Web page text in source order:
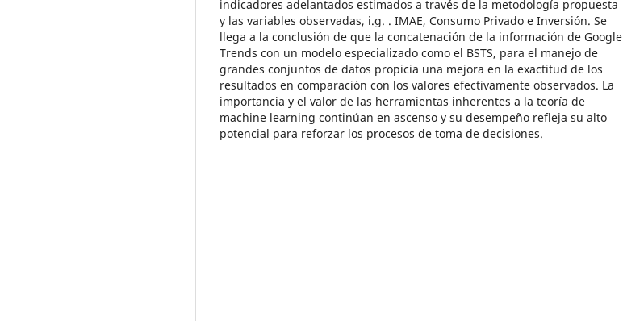
indicadores adelantados estimados a través de la metodología propuesta
y las variables observadas, i.g. . IMAE, Consumo Privado e Inversión. Se
llega a la conclusión de que la concatenación de la información de Google
Trends con un modelo especializado como el BSTS, para el manejo de
grandes conjuntos de datos propicia una mejora en la exactitud de los
resultados en comparación con los valores efectivamente observados. La
importancia y el valor de las herramientas inherentes a la teoría de
machine learning continúan en ascenso y su desempeño refleja su alto
potencial para reforzar los procesos de toma de decisiones.